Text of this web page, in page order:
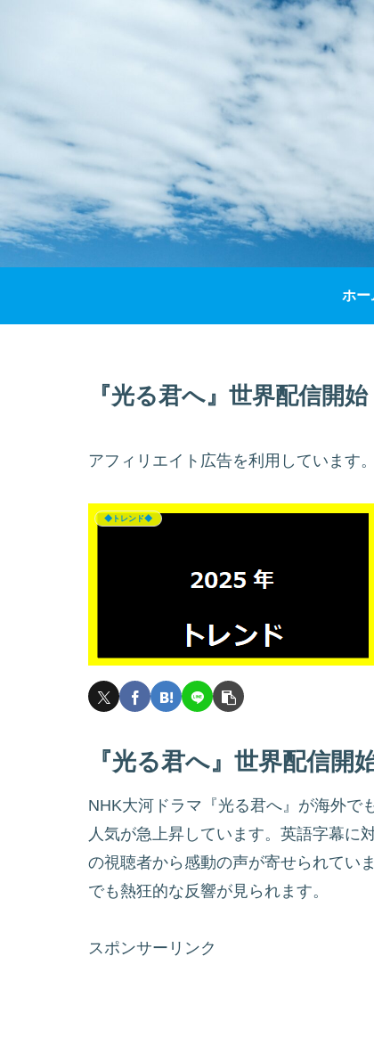
ホー
『光る君へ』世界配信開
アフィリエイト広告を利用しています。
◆トレンド◆
『光る君へ』世界配信開
NHK大河ドラマ『光る君へ』が海外で
人気が急上昇しています。英語字幕に
の視聴者から感動の声が寄せられてい
でも熱狂的な反響が見られます。
スポンサーリンク